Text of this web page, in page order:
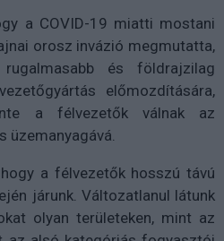
a COVID-19 miatti mostani
orosz invázió megmutatta,
és földrajzilag
előmozdítására,
a félvezetők válnak az
üzemanyagává.
a félvezetők hosszú távú
járunk. Változatlanul látunk
olyan területeken, mint az